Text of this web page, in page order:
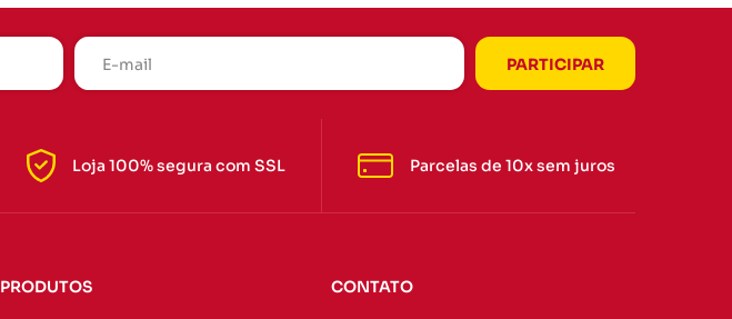
Loja 100% segura com SSL Parcelas de 10x sem juros
PRODUTOS CONTATO